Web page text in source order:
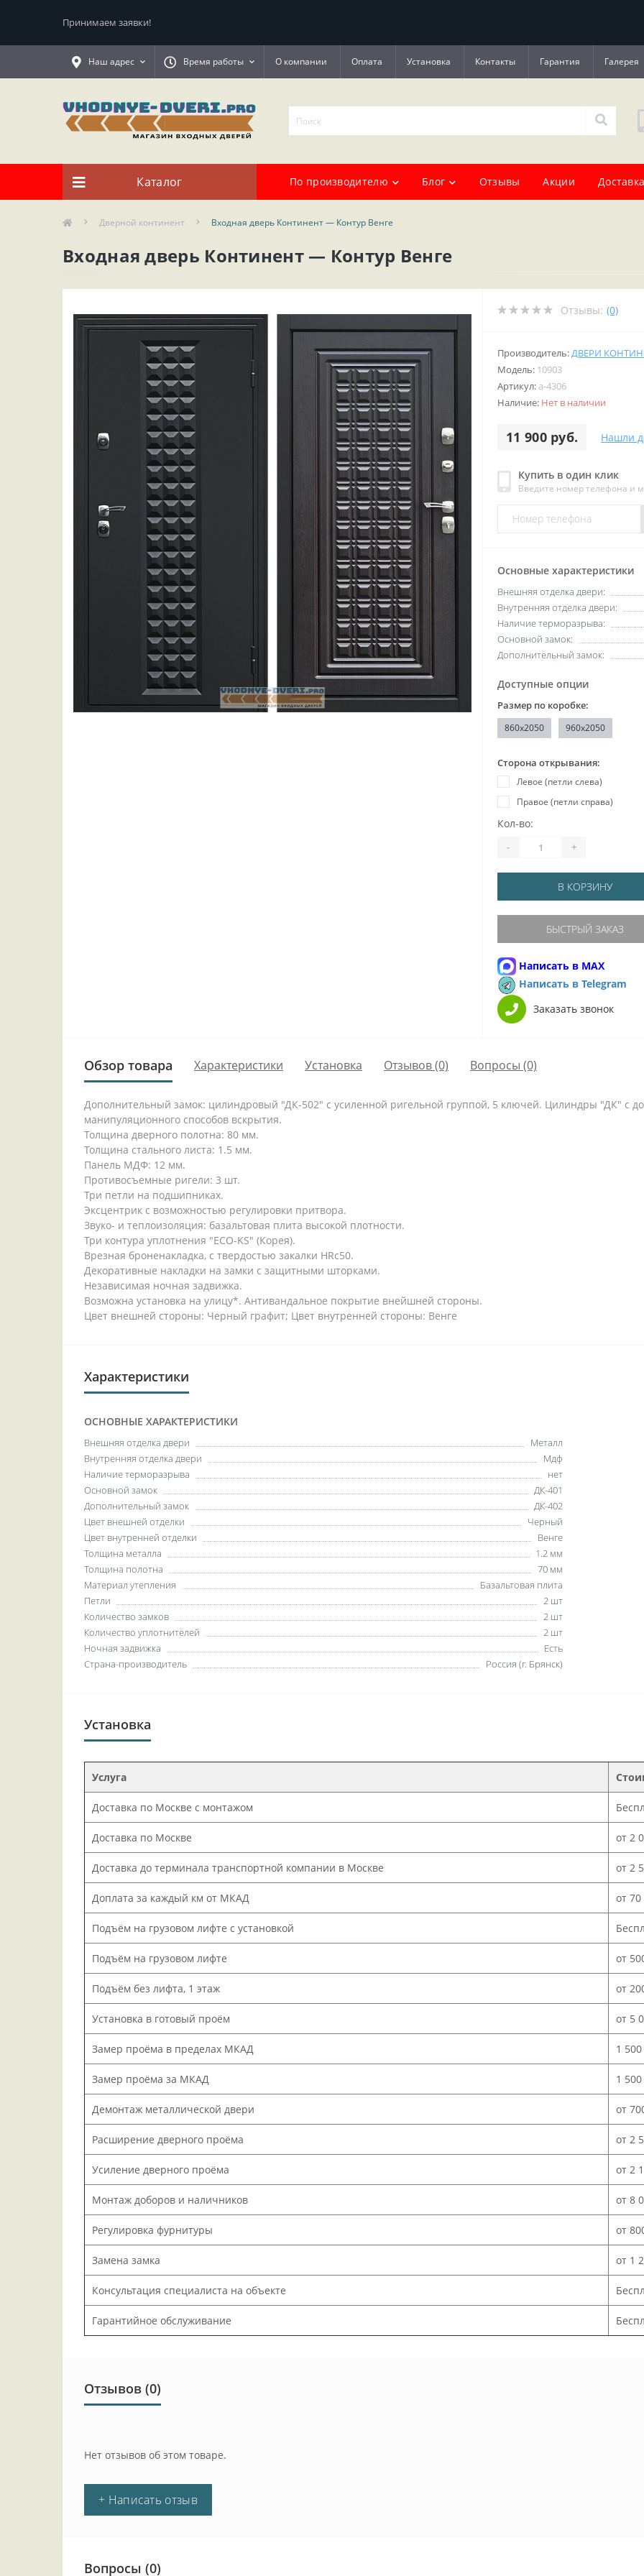
Принимаем заявки!
Наш адрес Время работы О компании Оплата Установка Контакты Гарантия Галерея
Каталог По производителю Блог Отзывы Акции
Дверной континент Входная дверь Континент — Контур Венге
Входная дверь Континент — Контур Венге
Отзывы: (0)
Производитель: ДВЕРИ
Модель: 10903
Артикул: a-4306
Наличие: Нет в наличии
11 900 руб. Нашли
Купить в один клик
Введите номер телефона и
Основные характеристики
Внешняя отделка двери:
Внутренняя отделка двери:
Наличие терморазрыва:
Основной замок:
Дополнительный замок:
Доступные опции
Размер по коробке:
860x2050 960x2050
Сторона открывания:
Левое (петли слева)
Правое (петли справа)
Кол-во:
- +
В КОРЗИНУ
БЫСТРЫЙ ЗАКАЗ
Написать в MAX
Написать в Telegram
Заказать звонок
Обзор товара Характеристики Установка Отзывов (0) Вопросы (0)
Дополнительный замок: цилиндровый "ДК-502" с усиленной ригельной группой, 5 ключей. Цилиндры "ДК" с
манипуляционного способов вскрытия.
Толщина дверного полотна: 80 мм.
Толщина стального листа: 1.5 мм.
Панель МДФ: 12 мм.
Противосъемные ригели: 3 шт.
Три петли на подшипниках.
Эксцентрик с возможностью регулировки притвора.
Звуко- и теплоизоляция: базальтовая плита высокой плотности.
Три контура уплотнения "ECO-KS" (Корея).
Врезная броненакладка, с твердостью закалки HRc50.
Декоративные накладки на замки с защитными шторками.
Независимая ночная задвижка.
Возможна установка на улицу*. Антивандальное покрытие внейшней стороны.
Цвет внешней стороны: Черный графит; Цвет внутренней стороны: Венге
Характеристики
ОСНОВНЫЕ ХАРАКТЕРИСТИКИ
Внешняя отделка двери
Металл
Внутренняя отделка двери
Мдф
Наличие терморазрыва
нет
Основной замок
ДК-401
Дополнительный замок
ДК-402
Цвет внешней отделки
Черный
Цвет внутренней отделки
Венге
Толщина металла
1.2 мм
Толщина полотна
70 мм
Материал утепления
Базальтовая плита
Петли
2 шт
Количество замков
2 шт
Количество уплотнителей
2 шт
Ночная задвижка
Есть
Страна-производитель
Россия (г. Брянск)
Установка
Услуга
Доставка по Москве с монтажом
Доставка по Москве от 2
Доставка до терминала транспортной компании в Москве от 2
Доплата за каждый км от МКАД от
Подъём на грузовом лифте с установкой
Подъём на грузовом лифте от
Подъём без лифта, 1 этаж от
Установка в готовый проём от 5
Замер проёма в пределах МКАД 1
Замер проёма за МКАД 1
Демонтаж металлической двери от
Расширение дверного проёма от 2
Усиление дверного проёма от 2
Монтаж доборов и наличников от 8
Регулировка фурнитуры от
Замена замка от 1
Консультация специалиста на объекте
Гарантийное обслуживание
Отзывов (0)
Нет отзывов об этом товаре.
+ Написать отзыв
Вопросы (0)